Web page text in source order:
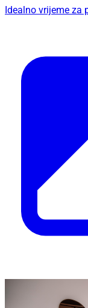
Idealno vrijeme za